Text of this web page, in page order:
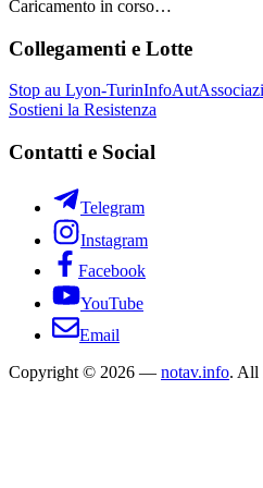
Caricamento in corso…
Collegamenti e Lotte
Stop au Lyon-TurinInfoAut
Sostieni la Resistenza
Contatti e Social
Telegram
Instagram
Facebook
YouTube
Email
Copyright © 2026 — notav.info. All